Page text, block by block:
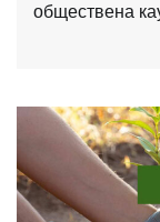
обществена